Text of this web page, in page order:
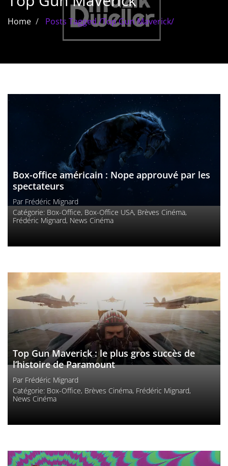
Les films par
interdits
Les disparus
Les acteurs
Les actrices
Les réalisateurs
Home Posts Tagged/Top Gun Maverick/
Box-office américain : Nope approuvé par les
spectateurs
Par Frédéric Mignard
Catégorie: Box-Office, Box-Office USA, Brèves Cinéma,
Frédéric Mignard, News Cinéma
Top Gun Maverick : le plus gros succès de
l’histoire de Paramount
Par Frédéric Mignard
Catégorie: Box-Office, Brèves Cinéma, Frédéric Mignard,
News Cinéma